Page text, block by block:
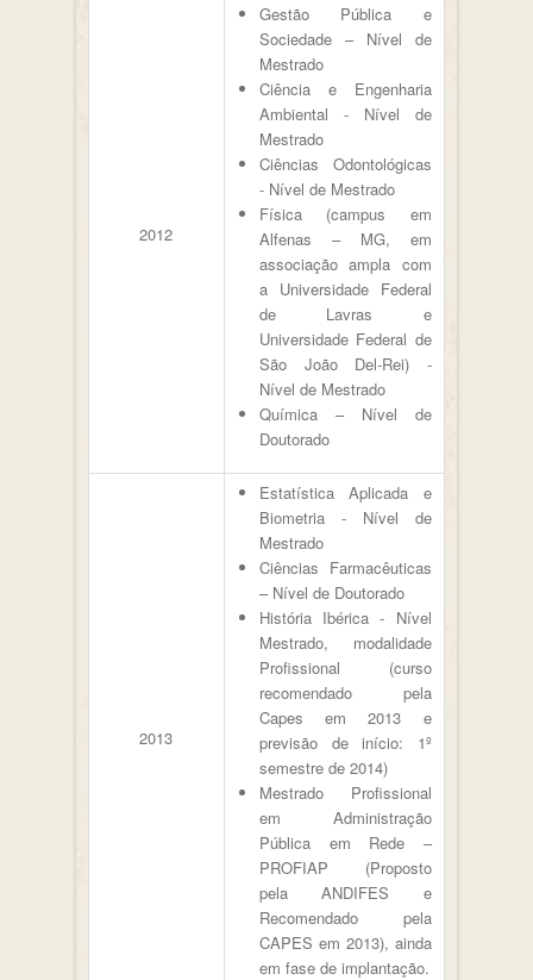
2012
Gestão Pública e
Sociedade – Nível de
Mestrado
Ciência e Engenharia
Ambiental - Nível de
Mestrado
Ciências Odontológicas
- Nível de Mestrado
Física (campus em
Alfenas – MG, em
associação ampla com
a Universidade Federal
de Lavras e
Universidade Federal de
São João Del-Rei) -
Nível de Mestrado
Química – Nível de
Doutorado
2013
Estatística Aplicada e
Biometria - Nível de
Mestrado
Ciências Farmacêuticas
– Nível de Doutorado
História Ibérica - Nível
Mestrado, modalidade
Profissional (curso
recomendado pela
Capes em 2013 e
previsão de início: 1º
semestre de 2014)
Mestrado Profissional
em Administração
Pública em Rede –
PROFIAP (Proposto
pela ANDIFES e
Recomendado pela
CAPES em 2013), ainda
em fase de implantação.